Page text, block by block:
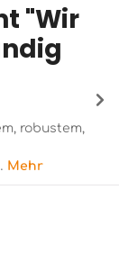
"Wir
robustem,
Mehr